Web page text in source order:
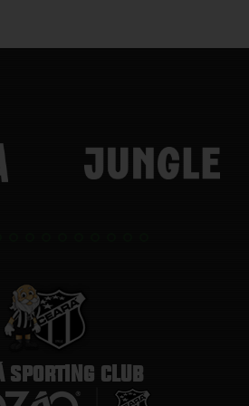
SPORTING CLUB